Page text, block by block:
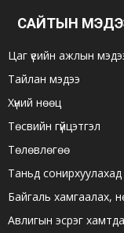
САЙТЫН
Цаг үеийн ажлын
Тайлан мэдээ
Хүний нөөц
Төсвийн гүйцэтгэл
Төлөвлөгөө
Таньд сонирхуулахад
Байгаль хамгаалах,
Авлигын эсрэг